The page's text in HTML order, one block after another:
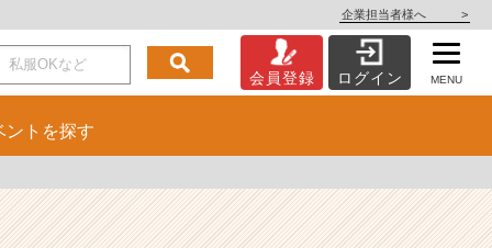
企業担当者様へ >
会員登録 ログイン MENU
ント を探す